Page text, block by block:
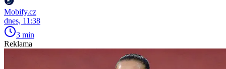
Mobify.cz
dnes, 11:38
3 min
Reklama